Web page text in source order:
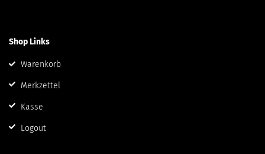
Shop Links
Warenkorb
Merkzettel
Kasse
Logout